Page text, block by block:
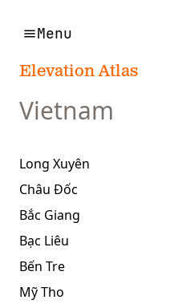
Menu
Elevation Atlas
Vietnam
Long Xuyên
Châu Đốc
Bắc Giang
Bạc Liêu
Bến Tre
Mỹ Tho